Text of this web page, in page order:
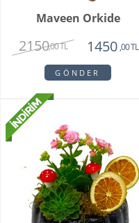
Maveen Orkide
2150,00 TL 1450 ,00 TL
GÖNDER